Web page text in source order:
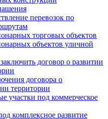
перевозок по
торговых объектов
объектов уличной
договор о развитии
договора о
территории
участки под коммерческое
комплексное развитие